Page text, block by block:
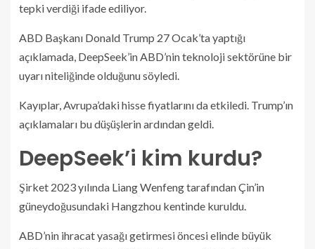
tepki verdiği ifade ediliyor.
ABD Başkanı Donald Trump 27 Ocak’ta yaptığı
açıklamada, DeepSeek’in ABD’nin teknoloji sektörüne bir
uyarı niteliğinde olduğunu söyledi.
Kayıplar, Avrupa’daki hisse fiyatlarını da etkiledi. Trump’ın
açıklamaları bu düşüşlerin ardından geldi.
DeepSeek’i kim kurdu?
Şirket 2023 yılında Liang Wenfeng tarafından Çin’in
güneydoğusundaki Hangzhou kentinde kuruldu.
ABD’nin ihracat yasağı getirmesi öncesi elinde büyük